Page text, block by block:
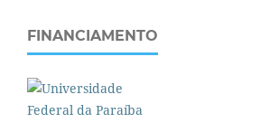
FINANCIAMENTO